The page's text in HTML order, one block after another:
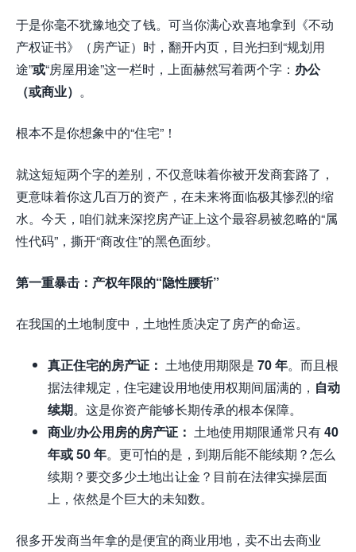
于是你毫不犹豫地交了钱。可当你满心欢喜地拿到《不动
产权证书》（房产证）时，翻开内页，目光扫到“规划用
途”或“房屋用途”这一栏时，上面赫然写着两个字： 办公
（或商业） 。
根本不是你想象中的“住宅”！
就这短短两个字的差别，不仅意味着你被开发商套路了，
更意味着你这几百万的资产，在未来将面临极其惨烈的缩
水。今天，咱们就来深挖房产证上这个最容易被忽略的“属
性代码”，撕开“商改住”的黑色面纱。
第一重暴击：产权年限的“隐性腰斩”
在我国的土地制度中，土地性质决定了房产的命运。
真正住宅的房产证： 土地使用期限是 70 年。而且根
据法律规定，住宅建设用地使用权期间届满的， 自动
续期。这是你资产能够长期传承的根本保障。
商业/办公用房的房产证： 土地使用期限通常只有40
年或 50 年。更可怕的是，到期后能不能续期？怎么
续期？要交多少土地出让金？目前在法律实操层面
上，依然是个巨大的未知数。
很多开发商当年拿的是便宜的商业用地，卖不出去商业